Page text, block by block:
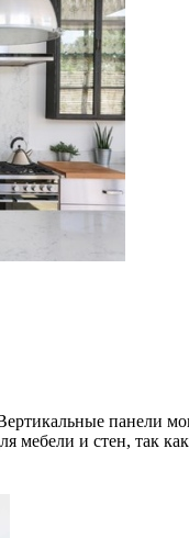
панели
мебели и стен, так